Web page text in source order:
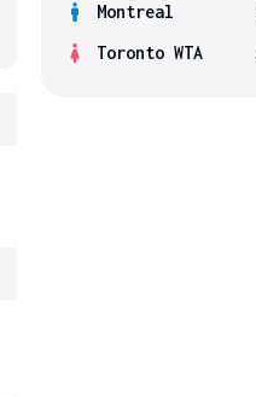
Montreal
Toronto WTA